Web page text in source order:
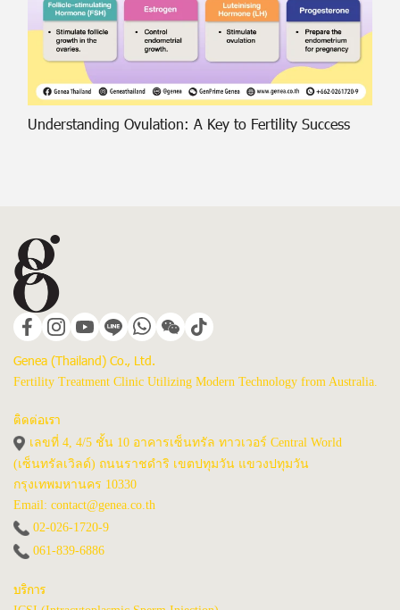
Understanding Ovulation: A Key to Fertility Success
Genea (Thailand) Co., Ltd.
Fertility Treatment Clinic Utilizing Modern Technology from Australia.
ติดต่อเรา
เลขที่ 4, 4/5 ชั้น 10 อาคารเซ็นทรัล ทาวเวอร์ Central World
(เซ็นทรัลเวิลด์) ถนนราชดำริ เขตปทุมวัน แขวงปทุมวัน
กรุงเทพมหานคร 10330
Email: contact@genea.co.th
02-026-1720-9
061-839-6886
บริการ